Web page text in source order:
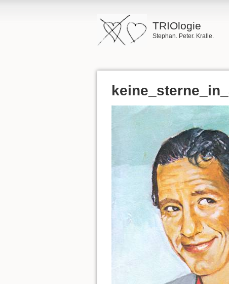
TRIOlogie
Stephan. Peter. Kralle.